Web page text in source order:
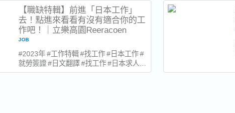
下 10 大熱門職缺，探索適合自己的職涯
方向！ 1....
【職缺特輯】前進「日本工作」
去！點進來看看有沒有適合你的工
作吧！｜立樂高園Reeracoen
JOB
#2023年 #工作特輯 #找工作 #日本工作 #
就勞簽證 #日文翻譯 #找工作 #日本求人 #
日文 #日商 #立樂高園 ★全職缺超過400